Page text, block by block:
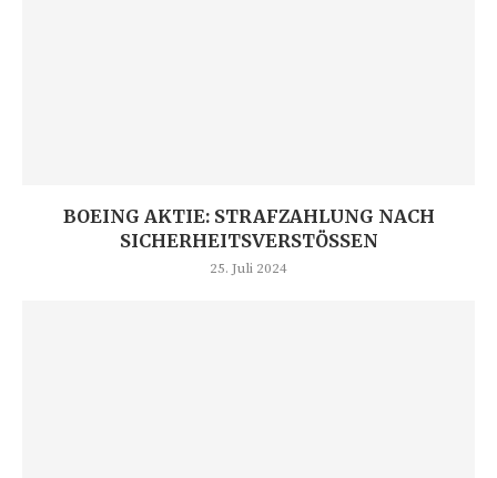
BOEING AKTIE: STRAFZAHLUNG NACH
SICHERHEITSVERSTÖSSEN
25. Juli 2024